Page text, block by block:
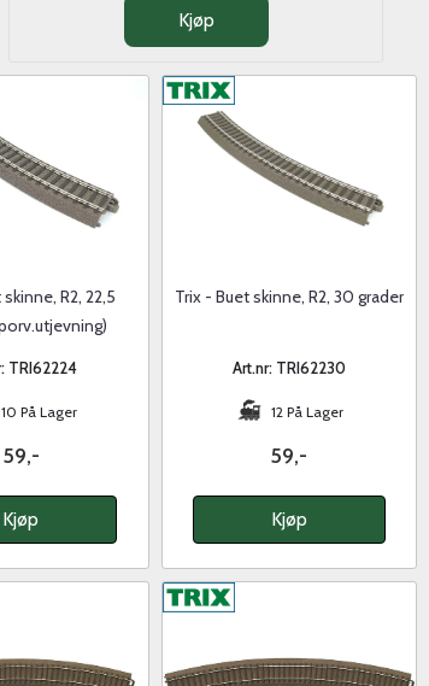
Kjøp
R2, 22,5
TRI62224
10 På Lager
59,-
Kjøp
Trix - Buet skinne, R2, 30 grader
Art.nr: TRI62230
12 På Lager
59,-
Kjøp